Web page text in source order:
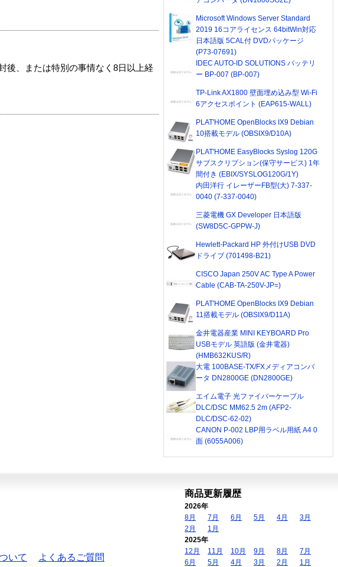
後、または特別の事情なく8日以上経
Microsoft Windows Server Standard
2019 16コアライセンス 64bitWin対応
日本語版 5CAL付 DVDパッケージ
(P73-07691)
IDEC AUTO-ID SOLUTIONS バッテリ
ー BP-007 (BP-007)
TP-Link AX1800 壁面埋め込み型 Wi-Fi
6アクセスポイント (EAP615-WALL)
PLAT'HOME OpenBlocks IX9 Debian
10搭載モデル (OBSIX9/D10A)
PLAT'HOME EasyBlocks Syslog 120G
サブスクリプション(保守サービス) 1年
間付き (EBIX/SYSLOG120G/1Y)
内田洋行 イレーザーFB型(大) 7-337-
0040 (7-337-0040)
三菱電機 GX Developer 日本語版
(SW8D5C-GPPW-J)
Hewlett-Packard HP 外付けUSB DVD
ドライブ (701498-B21)
CISCO Japan 250V AC Type A Power
Cable (CAB-TA-250V-JP=)
PLAT'HOME OpenBlocks IX9 Debian
11搭載モデル (OBSIX9/D11A)
金井電器産業 MINI KEYBOARD Pro
USBモデル 英語版 (金井電器)
(HMB632KUS/R)
大電 100BASE-TX/FXメディアコンバ
ータ DN2800GE (DN2800GE)
エイム電子 光ファイバーケーブル
DLC/DSC MM62.5 2m (AFP2-
DLC/DSC-62-02)
CANON P-002 LBP用ラベル用紙 A4 0
面 (6055A006)
いて
よくあるご質問
商品更新履歴
2026年
8月
7月 6月 5月 4月
3月
2月
1月
2025年
12月
11月 10月 9月 8月
7月
6月
5月 4月 3月 2月
1月